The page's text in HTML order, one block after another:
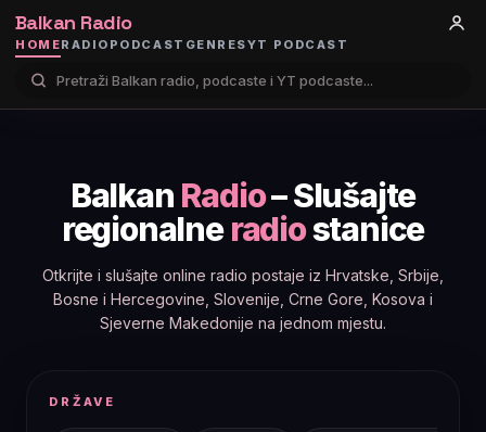
Balkan Radio
HOMERADIO PODCAST GENRESYT PODCAST
Balkan Radio– Slušajte
regionalneradiostanice
Otkrijte i slušajte online radio postaje iz Hrvatske, Srbije,
Bosne i Hercegovine, Slovenije, Crne Gore, Kosova i
Sjeverne Makedonije na jednom mjestu.
DRŽAVE